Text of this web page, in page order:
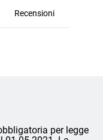
Recensioni
per legge